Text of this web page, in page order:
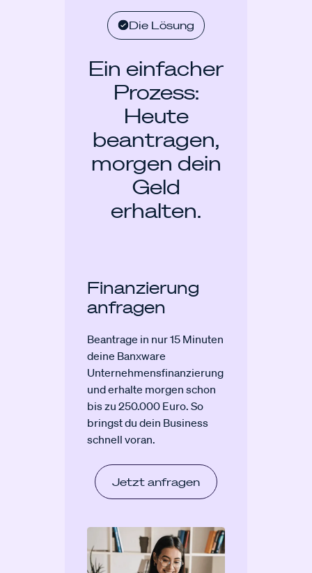
Die Lösung
Ein einfacher
Prozess:
Heute
beantragen,
morgen dein
Geld
erhalten.
Finanzierung
anfragen
Beantrage in nur 15 Minuten
deine Banxware
Unternehmensfinanzierung
und erhalte morgen schon
bis zu 250.000 Euro. So
bringst du dein Business
schnell voran.
Jetzt anfragen